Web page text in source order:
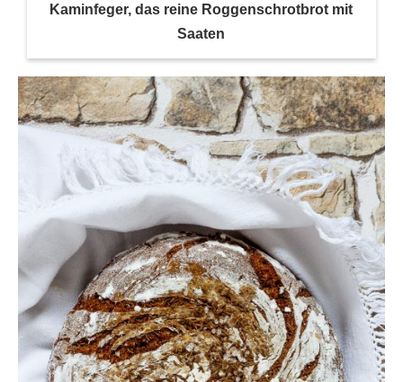
Kaminfeger, das reine Roggenschrotbrot mit
Saaten